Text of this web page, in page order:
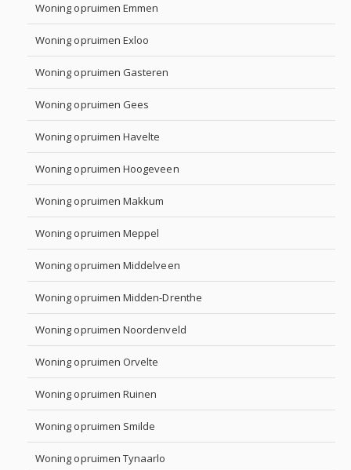
Woning opruimen Emmen
Woning opruimen Exloo
Woning opruimen Gasteren
Woning opruimen Gees
Woning opruimen Havelte
Woning opruimen Hoogeveen
Woning opruimen Makkum
Woning opruimen Meppel
Woning opruimen Middelveen
Woning opruimen Midden-Drenthe
Woning opruimen Noordenveld
Woning opruimen Orvelte
Woning opruimen Ruinen
Woning opruimen Smilde
Woning opruimen Tynaarlo